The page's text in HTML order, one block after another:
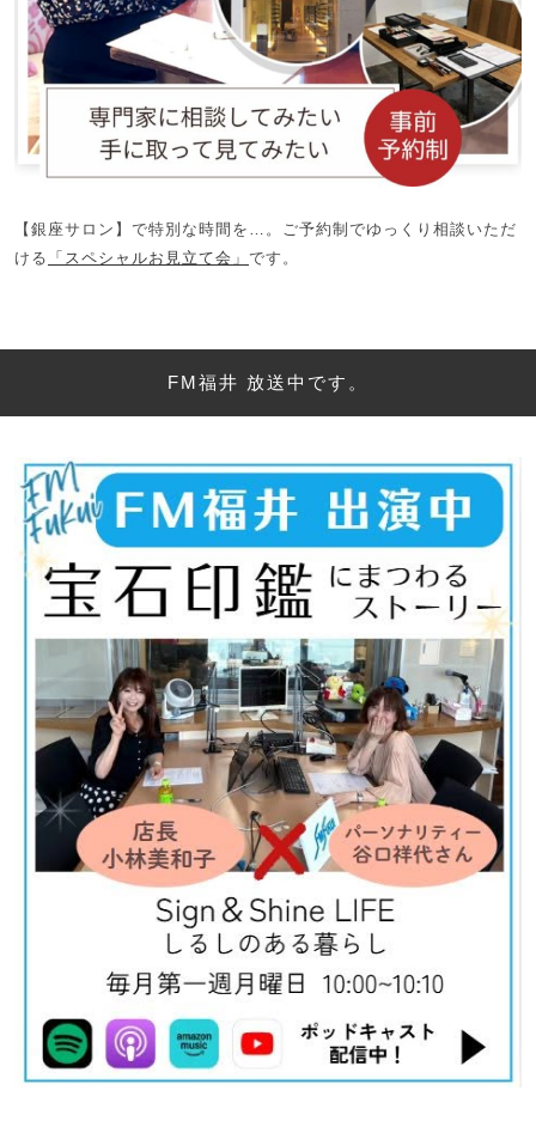
【銀座サロン】で特別な時間を…。ご予約制でゆっくり相談いただ
ける 「スペシャルお見立て会」 です。
FM福井 放送中です。